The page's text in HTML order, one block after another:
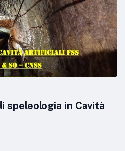
speleologia in Cavità